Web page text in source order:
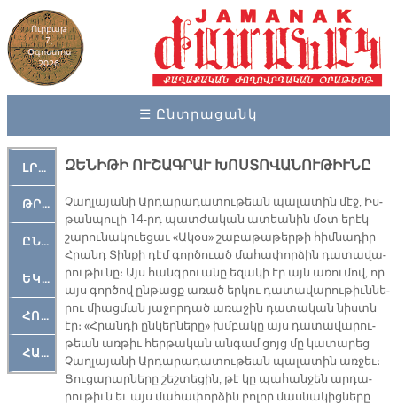
Ուրբաթ
7,
Օգոստոս
2026
☰ Ընտրացանկ
ԼՐԱՀՈՍ
ԹՐՔԱՀԱՅ ԿԵԱՆՔ
ԸՆԿԵՐԱՄՇԱԿՈՒԹԱՅԻՆ
ԵԿԵՂԵՑԱԿԱՆ
ՀՈԳԵՄՏԱՒՈՐ
ՀԱՐԹԱԿ
ԶԵՆԻԹԻ ՈՒՇԱԳՐԱՒ ԽՈՍՏՈՎԱՆՈՒԹԻՒՆԸ
Չաղ­լա­յա­նի Ար­դա­րա­դա­տու­թեան պա­լա­տին մէջ, Իս­
թան­պու­լի 14-րդ պատ­ժա­կան ա­տեա­նին մօտ ե­րէկ
շա­րու­նա­կուե­ցաւ «Ա­կօս» շա­բա­թա­թեր­թի հիմ­նա­դիր
Հրանդ Տին­քի դէմ գոր­ծուած մա­հա­փոր­ձին դա­տա­վա­
րու­թիւ­նը։ Այս հանգ­րուա­նը ե­զա­կի էր այն ա­ռու­մով, որ
այս գոր­ծով ըն­թացք ա­ռած եր­կու դա­տա­վա­րու­թիւն­նե­
րու միաց­ման յա­ջոր­դած ա­ռա­ջին դա­տա­կան նիստն
էր։ «Հրան­դի ըն­կեր­նե­րը» խմբա­կը այս դա­տա­վա­րու­
թեան առ­թիւ հեր­թա­կան ան­գամ ցոյց մը կա­տա­րեց
Չաղ­լա­յա­նի Ար­դա­րա­դա­տու­թեան պա­լա­տին առ­ջեւ։
Ցու­ցա­րար­նե­րը շեշ­տե­ցին, թէ կը պա­հան­ջեն ար­դա­
րու­թիւն եւ այս մա­հա­փոր­ձին բո­լոր մաս­նա­կից­նե­րը